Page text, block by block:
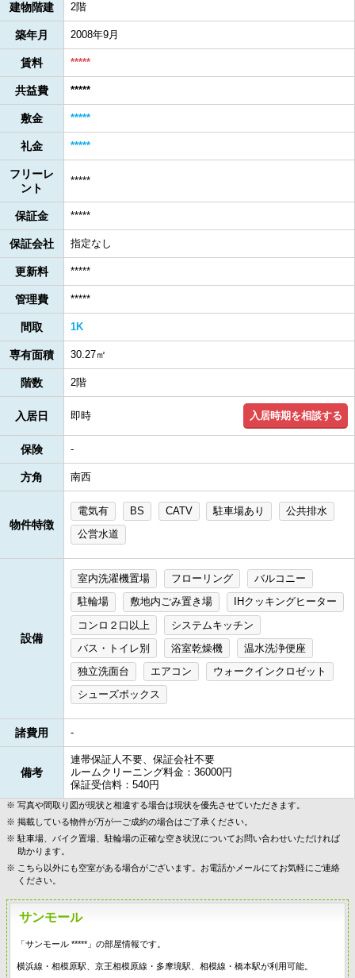
建物階建 2階
築年月 2008年9月
賃料 *****
共益費 *****
敷金 *****
礼金 *****
フリーレ
ント
*****
保証金 *****
保証会社 指定なし
更新料 *****
管理費 *****
間取 1K
専有面積 30.27㎡
階数 2階
入居日 即時 入居時期を相談する
保険 -
方角 南西
物件特徴
電気有 BS CATV 駐車場あり
公共排水
公営水道
設備
室内洗濯機置場 フローリング
バルコニー
駐輪場
敷地内ごみ置き場
IHクッキングヒーター
コンロ２口以上
システムキッチン
バス・トイレ別
浴室乾燥機
温水洗浄便座
独立洗面台
エアコン
ウォークインクロゼット
シューズボックス
諸費用 -
備考
連帯保証人不要、保証会社不要
ルームクリーニング料金：36000円
保証受信料：540円
写真や間取り図が現状と相違する場合は現状を優先させていただきます。
掲載している物件が万が一ご成約の場合はご了承ください。
駐車場、バイク置場、駐輪場の正確な空き状況についてお問い合わせいただければ
助かります。
こちら以外にも空室がある場合がございます。お電話かメールにてお気軽にご連絡
ください。
サンモール
「サンモール *****」の部屋情報です。
横浜線・相模原駅、京王相模原線・多摩境駅、相模線・橋本駅が利用可能。